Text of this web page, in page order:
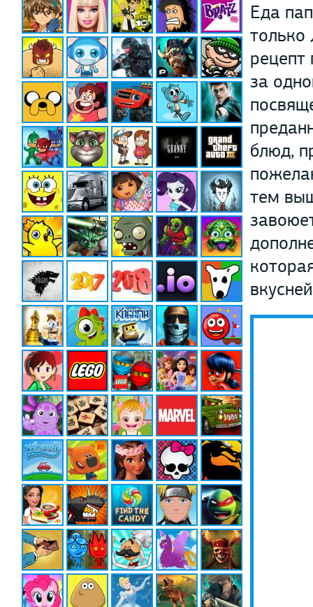
Еда
только
рецепт
за
блюд,
тем